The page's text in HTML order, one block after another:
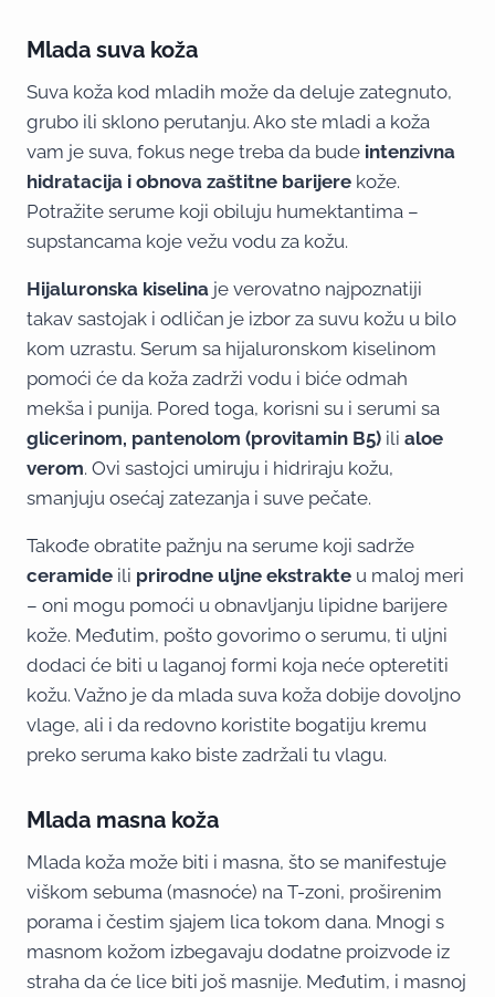
Mlada suva koža
Suva koža kod mladih može da deluje zategnuto,
grubo ili sklono perutanju. Ako ste mladi a koža
vam je suva, fokus nege treba da bude intenzivna
hidratacija i obnova zaštitne barijere kože.
Potražite serume koji obiluju humektantima –
supstancama koje vežu vodu za kožu.
Hijaluronska kiselina je verovatno najpoznatiji
takav sastojak i odličan je izbor za suvu kožu u bilo
kom uzrastu. Serum sa hijaluronskom kiselinom
pomoći će da koža zadrži vodu i biće odmah
mekša i punija. Pored toga, korisni su i serumi sa
glicerinom, pantenolom (provitamin B5) ili aloe
verom. Ovi sastojci umiruju i hidriraju kožu,
smanjuju osećaj zatezanja i suve pečate.
Takođe obratite pažnju na serume koji sadrže
ceramide ili prirodne uljne ekstrakte u maloj meri
– oni mogu pomoći u obnavljanju lipidne barijere
kože. Međutim, pošto govorimo o serumu, ti uljni
dodaci će biti u laganoj formi koja neće opteretiti
kožu. Važno je da mlada suva koža dobije dovoljno
vlage, ali i da redovno koristite bogatiju kremu
preko seruma kako biste zadržali tu vlagu.
Mlada masna koža
Mlada koža može biti i masna, što se manifestuje
viškom sebuma (masnoće) na T-zoni, proširenim
porama i čestim sjajem lica tokom dana. Mnogi s
masnom kožom izbegavaju dodatne proizvode iz
straha da će lice biti još masnije. Međutim, i masnoj